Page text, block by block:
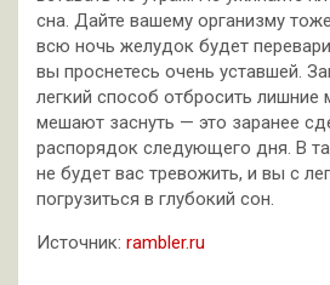
сна. Дайте вашему организму
всю ночь желудок будет
вы проснетесь очень уставшей.
легкий способ отбросить лишние
мешают заснуть — это заранее
распорядок следующего дня. В
не будет вас тревожить, и вы с
погрузиться в глубокий сон.
Источник: rambler.ru